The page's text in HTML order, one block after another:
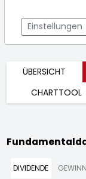
US3841091040]
Aktienkurse
ÜBERSICHT
CHARTTOOL
DIVIDENDE GEWINN
Einstellungen